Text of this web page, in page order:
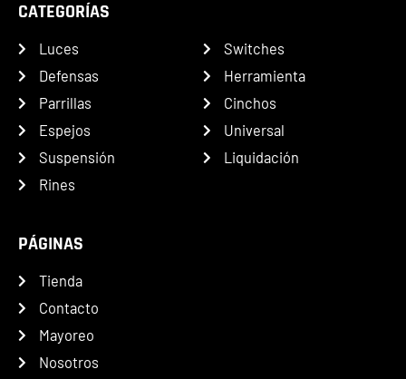
CATEGORÍAS
Luces
Defensas
Parrillas
Espejos
Suspensión
Rines
Switches
Herramienta
Cinchos
Universal
Liquidación
PÁGINAS
Tienda
Contacto
Mayoreo
Nosotros